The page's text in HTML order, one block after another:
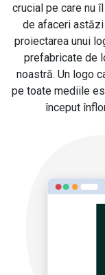
crucial pe care nu
de afaceri
proiectarea unui
prefabricate de
noastră. Un logo
pe toate mediile
început